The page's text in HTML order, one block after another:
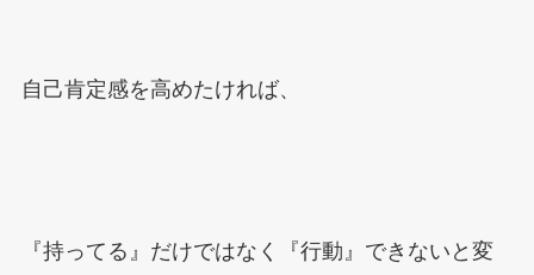
自己肯定感を高めたければ、
『持ってる』だけではなく『行動』できないと変